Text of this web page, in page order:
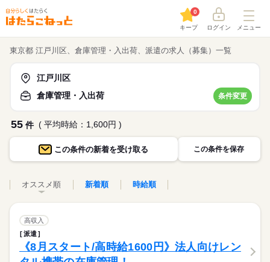
キープ
0
ログイン メニュー
東京都 江戸川区、倉庫管理・入出荷、派遣の求人（募集）一覧
江戸川区
倉庫管理・入出荷
条件変更
55 件 ( 平均時給：1,600円 )
この条件の新着を受け取る この条件を保存
オススメ順 新着順 時給順
高収入
派遣
《8月スタート/高時給1600円》法人向けレン